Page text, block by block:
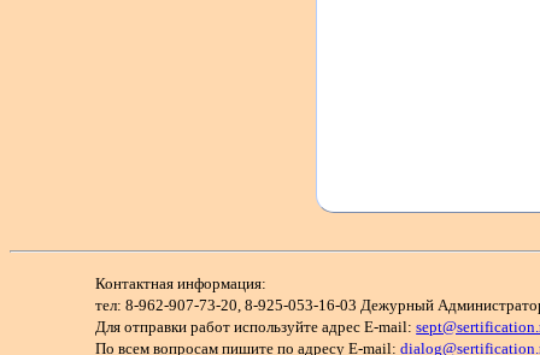
Контактная информация:
тел: 8-962-907-73-20, 8-925-053-16-03 Дежурный
Для отправки работ используйте адрес E-mail:
По всем вопросам пишите по адресу E-mail: